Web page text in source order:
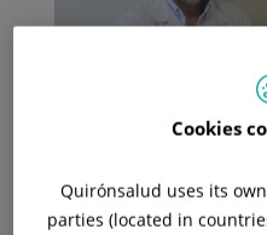
Cookies
Quirónsalud uses its
parties (located in